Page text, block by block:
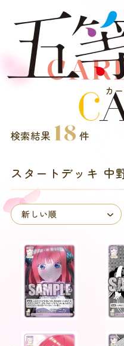
カ
検索結果 18 件
スタートデッキ 中